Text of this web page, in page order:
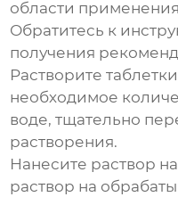
области
Обратитесь к
получения
Растворите
необходимое
воде, тщательно
растворения.
Нанесите раствор
раствор на